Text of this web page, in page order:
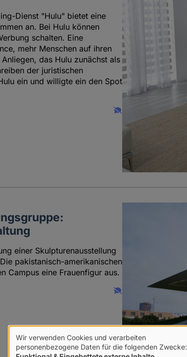
Dienst "Hulu" bietet eine
an. Bei Hulu können
schalten. Eine
mehr Menschen auf ihren
das Hulu zunächst als
der juristischen
ein und willigte ein den Spot
einer Skulpturenausstellung
pakistanisch-amerikanischen
Campus eine Frauenfigur aus.
Verwendung
Wir verwenden Cookies und verarbeiten
personenbezogene Daten für die folgenden Zwecke: